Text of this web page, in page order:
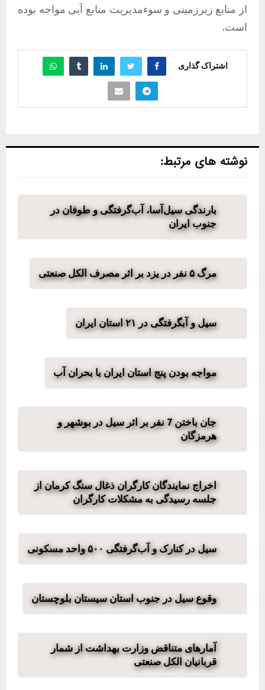
از منابع زیرزمینی و سوءمدیریت منابع آبی مواجه بوده
است.
اشتراک گذاری
نوشته های مرتبط:
بارندگی سیل‌آسا، آب‌گرفتگی و طوفان در
جنوب ایران
مرگ ۵ نفر در یزد بر اثر مصرف الکل صنعتی
سیل و آبگرفتگی در ۲۱ استان ایران
مواجه بودن پنج استان ایران با بحران آب
جان باختن 7 نفر بر اثر سیل در بوشهر و
هرمزگان
اخراج نمایندگان کارگران ذغال سنگ کرمان از
جلسه رسیدگی به مشکلات کارگران
سیل در کنارک و آب‌گرفتگی ۵۰۰ واحد مسکونی
وقوع سیل در جنوب استان سیستان بلوچستان
آمارهای متناقض وزارت بهداشت از شمار
قربانیان الکل صنعتی